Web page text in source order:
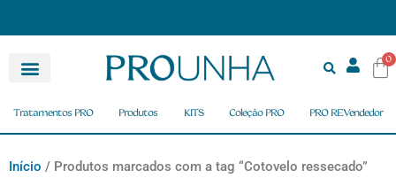
0
Tratamentos PRO Produtos KITS Coleção PRO PRO REVendedor
Início / Produtos marcados com a tag “Cotovelo ressecado”